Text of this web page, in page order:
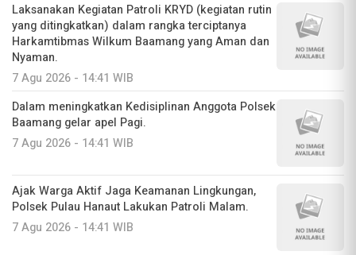
Laksanakan Kegiatan Patroli KRYD (kegiatan rutin
yang ditingkatkan) dalam rangka terciptanya
Harkamtibmas Wilkum Baamang yang Aman dan
Nyaman.
7 Agu 2026 - 14:41 WIB
Dalam meningkatkan Kedisiplinan Anggota Polsek
Baamang gelar apel Pagi.
7 Agu 2026 - 14:41 WIB
Ajak Warga Aktif Jaga Keamanan Lingkungan,
Polsek Pulau Hanaut Lakukan Patroli Malam.
7 Agu 2026 - 14:41 WIB